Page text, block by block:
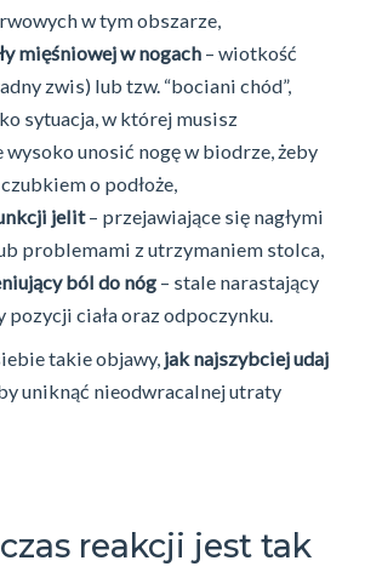
w tym obszarze,
mięśniowej w nogach – wiotkość
zwis) lub tzw. “bociani chód”,
sytuacja, w której musisz
unosić nogę w biodrze, żeby
o podłoże,
jelit– przejawiające się nagłymi
problemami z utrzymaniem stolca,
ból do nóg – stale narastający
pozycji ciała oraz odpoczynku.
takie objawy, jak najszybciej udaj
uniknąć nieodwracalnej utraty
reakcji jest tak